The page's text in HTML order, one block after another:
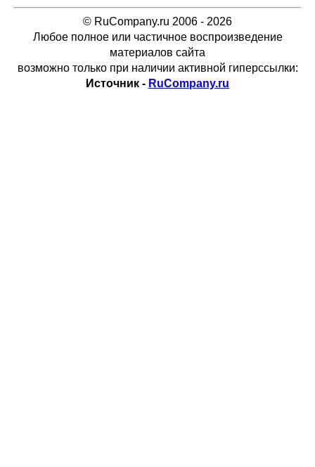
© RuCompany.ru 2006 - 2026
Любое полное или частичное воспроизведение
материалов сайта
возможно только при наличии активной гиперссылки:
Источник - RuCompany.ru